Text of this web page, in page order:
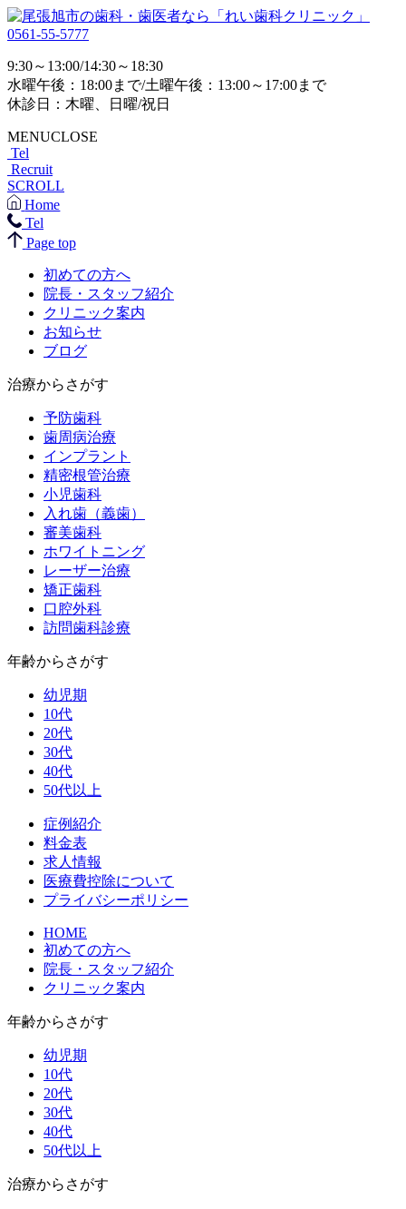
0561-55-5777
9:30～13:00/14:30～18:30
水曜午後：18:00まで/土曜午後：13:00～17:00まで
休診日：木曜、日曜/祝日
MENUCLOSE
Tel
Recruit
SCROLL
Home
Tel
Page top
初めての方へ
院長・スタッフ紹介
クリニック案内
お知らせ
ブログ
治療からさがす
予防歯科
歯周病治療
インプラント
精密根管治療
小児歯科
入れ歯（義歯）
審美歯科
ホワイトニング
レーザー治療
矯正歯科
口腔外科
訪問歯科診療
年齢からさがす
幼児期
10代
20代
30代
40代
50代以上
症例紹介
料金表
求人情報
医療費控除について
プライバシーポリシー
HOME
初めての方へ
院長・スタッフ紹介
クリニック案内
年齢からさがす
幼児期
10代
20代
30代
40代
50代以上
治療からさがす